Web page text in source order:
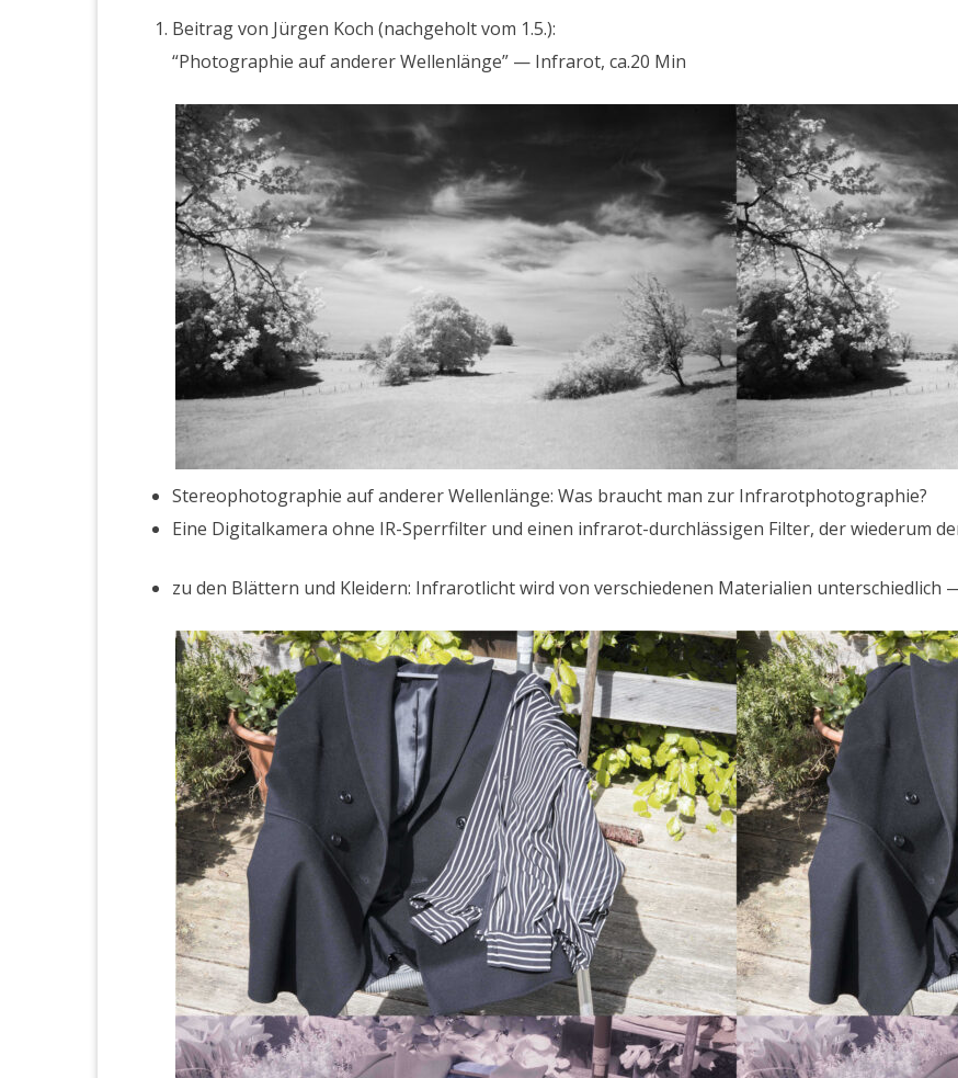
Beitrag von Jür­gen Koch (nachge­holt vom 1.5.):
“Pho­togra­phie auf ander­er Wellen­länge” — Infrarot, ca.20 Min
Stereopho­togra­phie auf ander­er Wellen­länge: Was braucht man zur Infrarot­pho­togra­phie?
Eine Dig­italk­a­m­era ohne IR-Sper­rfil­ter und einen infrarot-durch­läs­si­gen Fil­ter, der wiederum
zu den Blät­tern und Klei­dern: Infrarotlicht wird von ver­schiede­nen Mate­ri­alien